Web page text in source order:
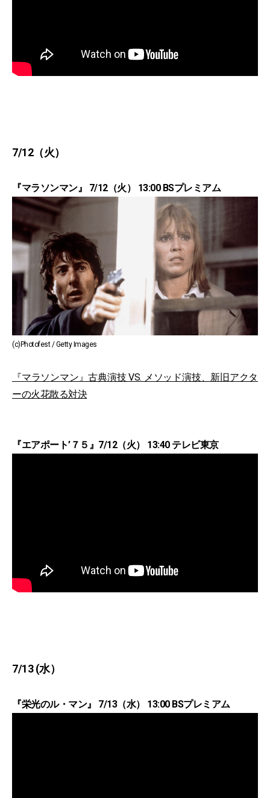
7/12（火）
『マラソンマン』 7/12（火） 13:00 BSプレミアム
(c)Photofest / Getty Images
『マラソンマン』古典演技 VS. メソッド演技、新旧アクタ
ーの火花散る対決
『エアポート’７５』7/12（火） 13:40 テレビ東京
7/13 (水）
『栄光のル・マン』 7/13（水） 13:00 BSプレミアム